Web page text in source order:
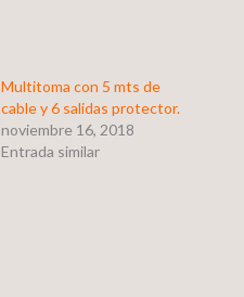
Multitoma con 5 mts de
cable y 6 salidas protector.
noviembre 16, 2018
Entrada similar